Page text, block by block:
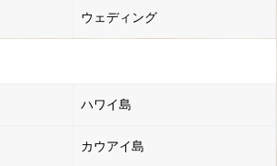
ウェディング
ハワイ島
カウアイ島